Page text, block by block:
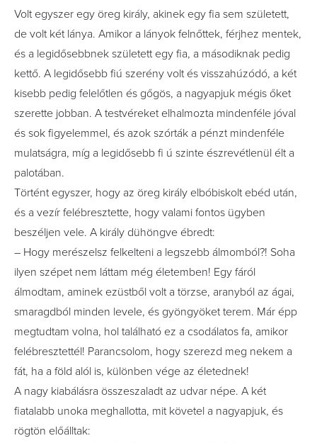
Volt egyszer egy öreg király, akinek egy fia sem született,
de volt két lánya. Amikor a lányok felnőttek, férjhez mentek,
és a legidősebbnek született egy fia, a másodiknak pedig
kettő. A legidősebb fiú szerény volt és visszahúzódó, a két
kisebb pedig felelőtlen és gőgös, a nagyapjuk mégis őket
szerette jobban. A testvéreket elhalmozta mindenféle jóval
és sok figyelemmel, és azok szórták a pénzt mindenféle
mulatságra, míg a legidősebb fi ú szinte észrevétlenül élt a
palotában.
Történt egyszer, hogy az öreg király elbóbiskolt ebéd után,
és a vezír felébresztette, hogy valami fontos ügyben
beszéljen vele. A király dühöngve ébredt:
– Hogy merészelsz felkelteni a legszebb álmomból?! Soha
ilyen szépet nem láttam még életemben! Egy fáról
álmodtam, aminek ezüstből volt a törzse, aranyból az ágai,
smaragdból minden levele, és gyöngyöket terem. Már épp
megtudtam volna, hol található ez a csodálatos fa, amikor
felébresztettél! Parancsolom, hogy szerezd meg nekem a
fát, ha a föld alól is, különben vége az életednek!
A nagy kiabálásra összeszaladt az udvar népe. A két
fiatalabb unoka meghallotta, mit követel a nagyapjuk, és
rögtön előálltak: